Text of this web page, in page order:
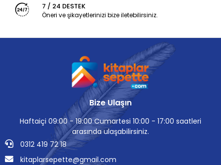
7 / 24 DESTEK
Öneri ve şikayetlerinizi bize iletebilirsiniz.
Bize Ulaşın
Haftaiçi 09:00 - 19:00 Cumartesi 10:00 - 17:00 saatleri
arasında ulaşabilirsiniz.
0312 419 72 18
kitaplarsepette@gmail.com